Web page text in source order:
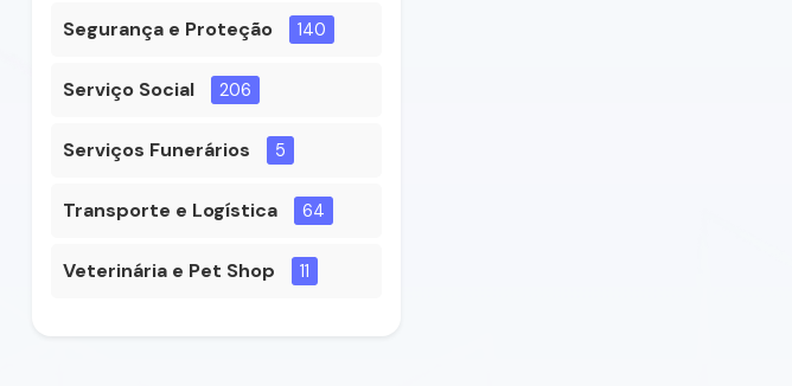
Segurança e Proteção 140
Serviço Social 206
Serviços Funerários 5
Transporte e Logística 64
Veterinária e Pet Shop 11